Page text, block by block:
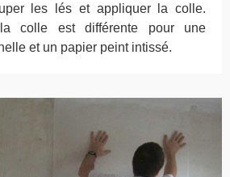
les lés et appliquer la colle.
la colle est différente pour une
et un papier peint intissé.